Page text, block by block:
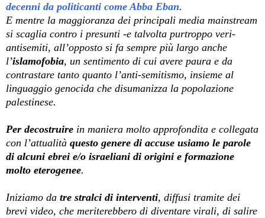
decenni da politicanti come Abba Eban.
E mentre la maggioranza dei principali media mainstream
si scaglia contro i presunti -e talvolta purtroppo veri-
antisemiti, all’opposto si fa sempre più largo anche
l’islamofobia, un sentimento di cui avere paura e da
contrastare tanto quanto l’anti-semitismo, insieme al
linguaggio genocida che disumanizza la popolazione
palestinese.
Per decostruire in maniera molto approfondita e collegata
con l’attualità questo genere di accuse usiamo le parole
di alcuni ebrei e/o israeliani di origini e formazione
molto eterogenee.
Iniziamo da tre stralci di interventi, diffusi tramite dei
brevi video, che meriterebbero di diventare virali, di salire